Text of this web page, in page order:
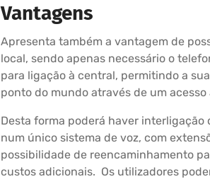
Vantagens
Apresenta também a vantagem de
local, sendo apenas necessário o
para ligação à central, permitindo a
ponto do mundo através de um
Desta forma poderá haver interligação
num único sistema de voz, com
possibilidade de reencaminhamento
custos adicionais. Os utilizadores